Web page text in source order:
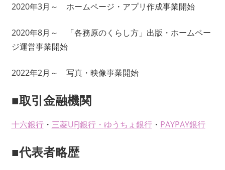
2020年3月～ ホームページ・アプリ作成事業開始
2020年8月～ 「各務原のくらし方」出版・ホームペー
ジ運営事業開始
2022年2月～ 写真・映像事業開始
■取引金融機関
十六銀行・ 三菱UFJ銀行・ ゆうちょ銀行・ PAYPAY銀行
■代表者略歴